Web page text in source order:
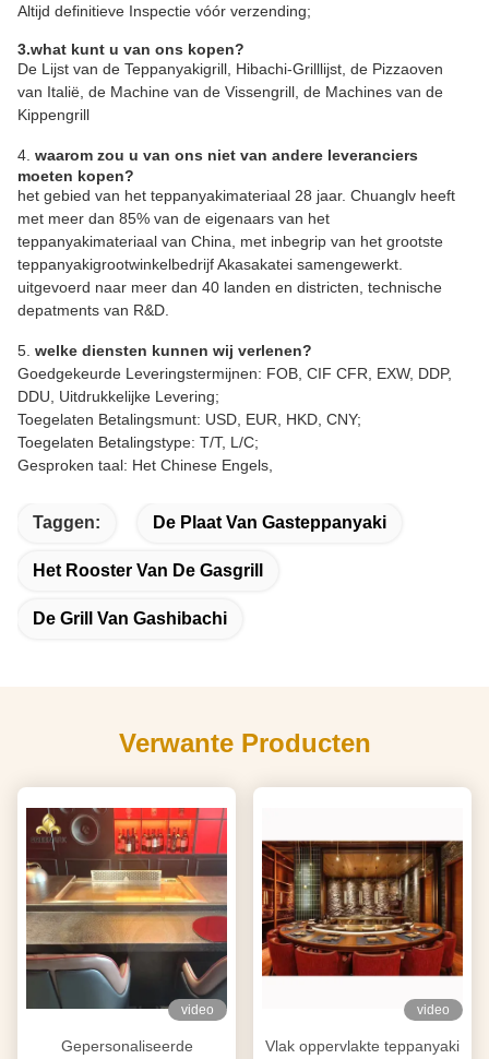
Altijd definitieve Inspectie vóór verzending;
3.what kunt u van ons kopen?
De Lijst van de Teppanyakigrill, Hibachi-Grilllijst, de Pizzaoven
van Italië, de Machine van de Vissengrill, de Machines van de
Kippengrill
4. waarom zou u van ons niet van andere leveranciers
moeten kopen?
het gebied van het teppanyakimateriaal 28 jaar. Chuanglv heeft
met meer dan 85% van de eigenaars van het
teppanyakimateriaal van China, met inbegrip van het grootste
teppanyakigrootwinkelbedrijf Akasakatei samengewerkt.
uitgevoerd naar meer dan 40 landen en districten, technische
depatments van R&D.
5. welke diensten kunnen wij verlenen?
Goedgekeurde Leveringstermijnen: FOB, CIF CFR, EXW, DDP,
DDU, Uitdrukkelijke Levering;
Toegelaten Betalingsmunt: USD, EUR, HKD, CNY;
Toegelaten Betalingstype: T/T, L/C;
Gesproken taal: Het Chinese Engels,
Taggen: De Plaat Van Gasteppanyaki
Het Rooster Van De Gasgrill
De Grill Van Gashibachi
Verwante Producten
video
Gepersonaliseerde
video
Vlak oppervlakte teppanyaki